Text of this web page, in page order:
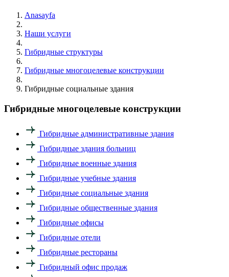
Anasayfa
Наши услуги
Гибридные структуры
Гибридные многоцелевые конструкции
Гибридные социальные здания
Гибридные многоцелевые конструкции
Гибридные административные здания
Гибридные здания больниц
Гибридные военные здания
Гибридные учебные здания
Гибридные социальные здания
Гибридные общественные здания
Гибридные офисы
Гибридные отели
Гибридные рестораны
Гибридный офис продаж